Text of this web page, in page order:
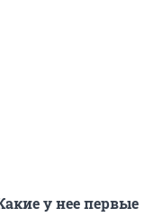
у нее первые